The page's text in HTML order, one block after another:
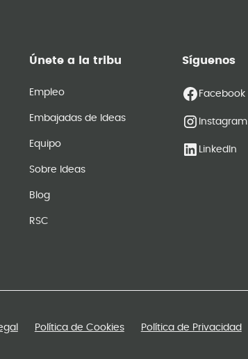
Únete a la tribu
Empleo
Embajadas de Ideas
Equipo
Sobre Ideas
Blog
RSC
Síguenos
Facebook
Instagram
LinkedIn
Política de Cookies Política de Privacidad